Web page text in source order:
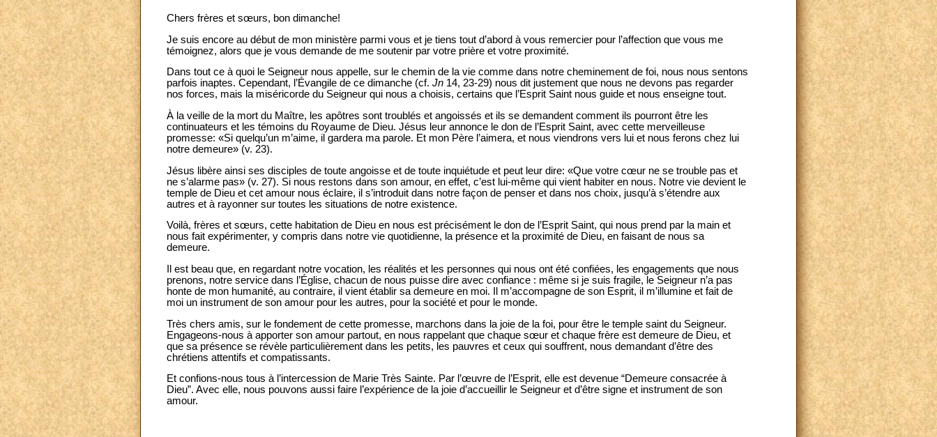
Chers frères et sœurs, bon dimanche!
Je suis encore au début de mon ministère parmi vous et je tiens tout d’abord à vous remercier pour l’affection que vous me
témoignez, alors que je vous demande de me soutenir par votre prière et votre proximité.
Dans tout ce à quoi le Seigneur nous appelle, sur le chemin de la vie comme dans notre cheminement de foi, nous nous sentons
parfois inaptes. Cependant, l’Évangile de ce dimanche (cf. Jn 14, 23-29) nous dit justement que nous ne devons pas regarder
nos forces, mais la miséricorde du Seigneur qui nous a choisis, certains que l’Esprit Saint nous guide et nous enseigne tout.
À la veille de la mort du Maître, les apôtres sont troublés et angoissés et ils se demandent comment ils pourront être les
continuateurs et les témoins du Royaume de Dieu. Jésus leur annonce le don de l’Esprit Saint, avec cette merveilleuse
promesse: «Si quelqu’un m’aime, il gardera ma parole. Et mon Père l’aimera, et nous viendrons vers lui et nous ferons chez lui
notre demeure» (v. 23).
Jésus libère ainsi ses disciples de toute angoisse et de toute inquiétude et peut leur dire: «Que votre cœur ne se trouble pas et
ne s’alarme pas» (v. 27). Si nous restons dans son amour, en effet, c’est lui-même qui vient habiter en nous. Notre vie devient le
temple de Dieu et cet amour nous éclaire, il s’introduit dans notre façon de penser et dans nos choix, jusqu’à s’étendre aux
autres et à rayonner sur toutes les situations de notre existence.
Voilà, frères et sœurs, cette habitation de Dieu en nous est précisément le don de l’Esprit Saint, qui nous prend par la main et
nous fait expérimenter, y compris dans notre vie quotidienne, la présence et la proximité de Dieu, en faisant de nous sa
demeure.
Il est beau que, en regardant notre vocation, les réalités et les personnes qui nous ont été confiées, les engagements que nous
prenons, notre service dans l’Église, chacun de nous puisse dire avec confiance : même si je suis fragile, le Seigneur n’a pas
honte de mon humanité, au contraire, il vient établir sa demeure en moi. Il m’accompagne de son Esprit, il m’illumine et fait de
moi un instrument de son amour pour les autres, pour la société et pour le monde.
Très chers amis, sur le fondement de cette promesse, marchons dans la joie de la foi, pour être le temple saint du Seigneur.
Engageons-nous à apporter son amour partout, en nous rappelant que chaque sœur et chaque frère est demeure de Dieu, et
que sa présence se révèle particulièrement dans les petits, les pauvres et ceux qui souffrent, nous demandant d’être des
chrétiens attentifs et compatissants.
Et confions-nous tous à l’intercession de Marie Très Sainte. Par l’œuvre de l’Esprit, elle est devenue “Demeure consacrée à
Dieu”. Avec elle, nous pouvons aussi faire l’expérience de la joie d’accueillir le Seigneur et d’être signe et instrument de son
amour.